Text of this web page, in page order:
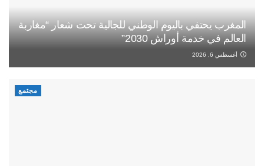
المغرب يحتفي باليوم الوطني للجالية تحت شعار “مغاربة
العالم في خدمة أوراش 2030”
أغسطس 6, 2026
مجتمع